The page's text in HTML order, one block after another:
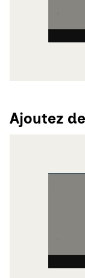
Ajoutez